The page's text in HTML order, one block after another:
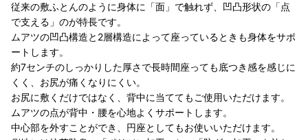
従来の敷ふとんのように身体に「面」で触れず、凹凸形状の「点
で支える」のが特長です。
ムアツの凹凸構造と2層構造によって座っているときも身体をサポ
ートします。
約7センチのしっかりした厚さで長時間座っても底つき感を感じに
くく、お尻が痛くなりにくい。
お尻に敷くだけではなく、背中に当ててもご使用いただけます。
ムアツの点が背中・腰を心地よくサポートします。
中心部を外すことができ、円座としてもお使いいただけます。